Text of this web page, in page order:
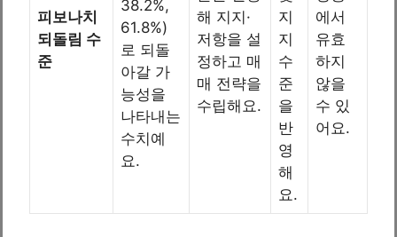
피보나치
되돌림 수
준
38.2%,
61.8%)
로 되돌
아갈 가
능성을
나타내는
수치예
요.
해 지지·
저항을 설
정하고 매
매 전략을
수립해요.
지
지
수
준
을
반
영
해
요.
에서
유효
하지
않을
수 있
어요.